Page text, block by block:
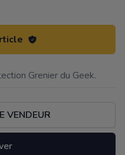
Grenier du Geek.
VENDEUR